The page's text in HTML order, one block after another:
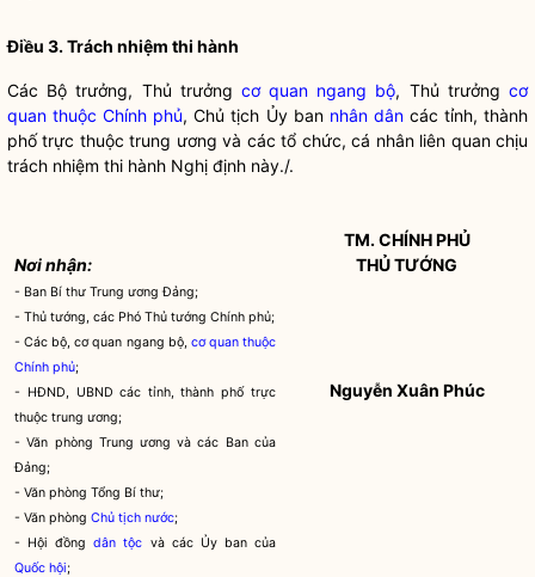
Điều 3. Trách nhiệm thi hành
Các Bộ trưởng, Thủ trưởng cơ quan ngang bộ, Thủ trưởngcơ
quan thuộc Chính phủ, Chủ tịch Ủy ban nhân dâncác tỉnh, thành
phố trực thuộc trung ương và cáctổ chức, cá nhân liên quan chịu
trách nhiệm thi hành Nghị định này./.
Nơi nhận:
- Ban Bí thư Trung ương Đảng;
- Thủ tướng, các Phó Thủ tướng Chính phủ;
- Các bộ, cơ quan ngang bộ, cơ quan thuộc
Chính phủ;
- HĐND, UBND các tỉnh, thành phố trực
thuộc trung ương;
- Văn phòng Trung ương và các Ban của
Đảng;
- Văn phòng Tổng Bí thư;
- Văn phòngChủ tịch nước;
- Hội đồngdân tộc và các Ủy ban của
Quốc hội;
TM. CHÍNH PHỦ
THỦ TƯỚNG
Nguyễn Xuân Phúc